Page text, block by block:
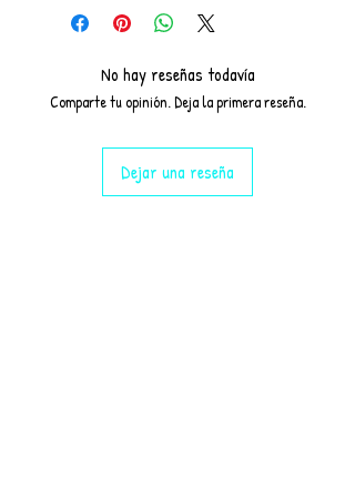
para no especialistas o para cubrir
lecciones.
Se incluyen una variedad de tareas con
lista de vocabulario.
Tenga en cuenta que las imágenes
muestran solo algunas de las tareas
como ejemplo.
No hay reseñas todavía
Comparte tu opinión. Deja la primera reseña.
Dejar una reseña